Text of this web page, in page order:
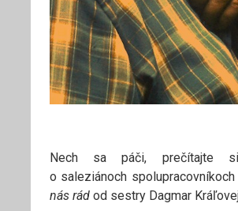
Nech sa páči, prečítajte
o saleziánoch
nás rád od sestry Dagmar